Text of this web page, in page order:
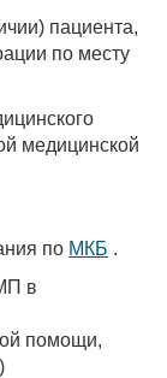
пациента,
по месту
медицинской
по МКБ .
в
помощи,